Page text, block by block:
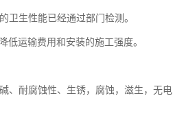
卫生性能已经通过部门检测。
低运输费用和安装的施工强度。
、耐腐蚀性、生锈，腐蚀，滋生，无电